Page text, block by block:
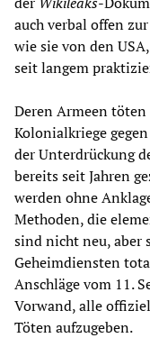
auch verbal offen
wie sie von den
seit langem
Deren Armeen
Kolonialkriege
der Unterdrückung
bereits seit Jahren
werden ohne
Methoden, die
sind nicht neu, aber
Geheimdiensten
Anschläge vom 11.
Vorwand, alle
Töten aufzugeben.